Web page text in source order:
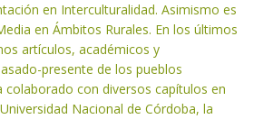
en Interculturalidad. Asimismo es
en Ámbitos Rurales. En los últimos
artículos, académicos y
presente de los pueblos
con diversos capítulos en
Nacional de Córdoba, la